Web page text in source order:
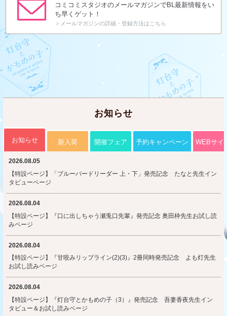
コミコミスタジオのメールマガジンでBL最新情報をい
ち早くゲット！
＞メールマガジンの詳細・登録方法はこちら
お知らせ
お知らせ 新入荷 開催フェア 予約キャンペーン WEBサイ
2026.08.05
【特設ページ】「ブルーバードリーダー 上・下」発売記念 たなと先生イン
タビューページ
2026.08.04
【特設ページ】『口に出しちゃう瀬兎口先輩』発売記念 奥田枠先生お試し読
みページ
2026.08.04
【特設ページ】『甘咬みリップライン(2)(3)』2冊同時発売記念 よも灯先生
お試し読みページ
2026.08.04
【特設ページ】『灯台守とかもめの子（3）』発売記念 吾妻香夜先生イン
タビュー＆お試し読みページ